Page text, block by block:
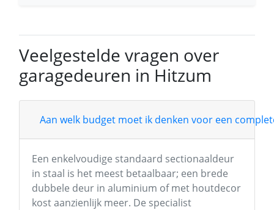
Veelgestelde vragen over
garagedeuren in Hitzum
Aan welk budget moet ik denken voor een
Een enkelvoudige standaard sectionaaldeur
in staal is het meest betaalbaar; een brede
dubbele deur in aluminium of met houtdecor
kost aanzienlijk meer. De specialist